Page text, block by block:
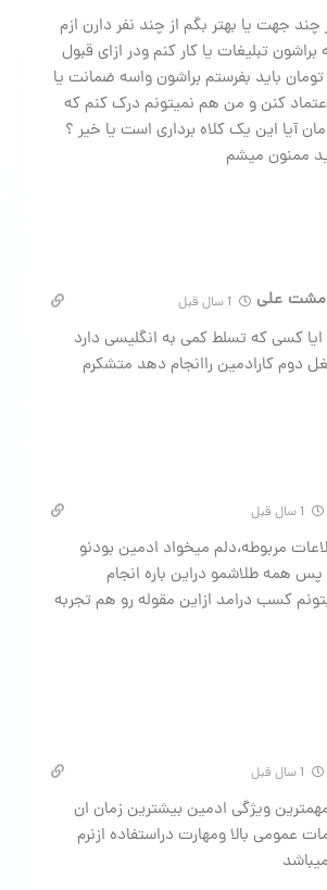
جهت یا بهتر بگم از چند نفر دارن ازم
تبلیغات یا کار کنم ودر ازای قبول
25 هزار تومان باید بفرستم براشون واسه ضمانت یا
کنن و من هم نمیتونم درک کنم که
25هزارتومان آیا این یک کلاه برداری است یا خیر ؟
ممنون میشم
علی
کسی که تسلط کمی به انگلیسی دارد
دوم کارادمین راانجام دهد متشکرم
مربوطه،دلم میخواد ادمین بودنو
پس همه طلاشمو دراین باره انجام
کسب درامد ازاین مقوله رو هم تجربه
ویژگی ادمین بیشترین زمان ان
عمومی بالا ومهارت دراستفاده ازنرم